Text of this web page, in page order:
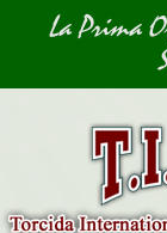
Image 01La Prima